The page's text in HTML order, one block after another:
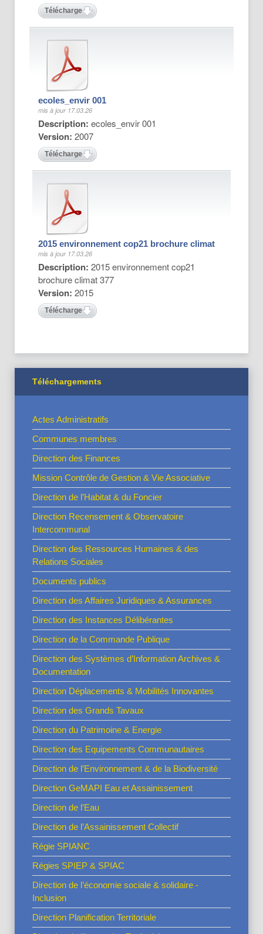
Télécharger
ecoles_envir 001
mis à jour 17.03.26
Description: ecoles_envir 001
Version: 2007
Télécharger
2015 environnement cop21 brochure climat
mis à jour 17.03.26
Description: 2015 environnement cop21
brochure climat 377
Version: 2015
Télécharger
Téléchargements
Actes Administratifs
Communes membres
Direction des Finances
Mission Contrôle de Gestion & Vie Associative
Direction de l’Habitat & du Foncier
Direction Recensement & Observatoire
Intercommunal
Direction des Ressources Humaines & des
Relations Sociales
Documents publics
Direction des Affaires Juridiques & Assurances
Direction des Instances Délibérantes
Direction de la Commande Publique
Direction des Systèmes d’Information Archives &
Documentation
Direction Déplacements & Mobilités Innovantes
Direction des Grands Tavaux
Direction du Patrimoine & Energie
Direction des Equipements Communautaires
Direction de l’Environnement & de la Biodiversité
Direction GeMAPI Eau et Assainissement
Direction de l’Eau
Direction de l’Assainissement Collectif
Régie SPIANC
Régies SPIEP & SPIAC
Direction de l’économie sociale & solidaire -
Inclusion
Direction Planification Territoriale